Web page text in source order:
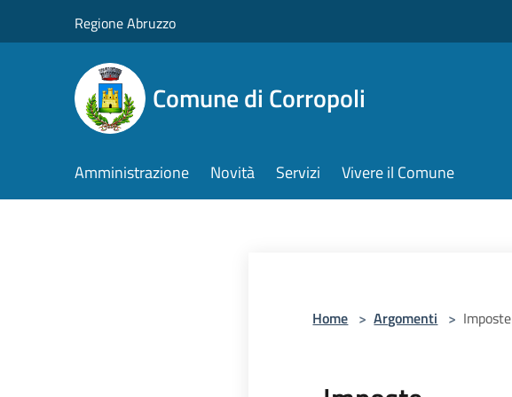
Regione Abruzzo
Comune di Corropoli
Amministrazione Novità Servizi Vivere il Comune
Home > Argomenti > Imposte